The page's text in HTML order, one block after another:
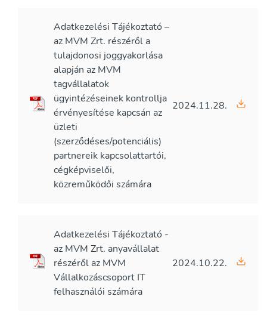
Adatkezelési Tájékoztató –
az MVM Zrt. részéről a
tulajdonosi joggyakorlása
alapján az MVM
tagvállalatok
ügyintézéseinek kontrollja
érvényesítése kapcsán az
üzleti
(szerződéses/potenciális)
partnereik kapcsolattartói,
cégképviselői,
közreműködői számára
2024.11.28.
Adatkezelési Tájékoztató -
az MVM Zrt. anyavállalat
részéről az MVM
Vállalkozáscsoport IT
felhasználói számára
2024.10.22.